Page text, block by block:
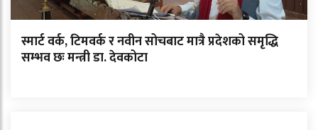
स्मार्ट वर्क, टिमवर्क र नवीन सोचबाट मात्रै प्रदेशको समृद्धि
सम्भव छः मन्त्री डा. देवकोटा